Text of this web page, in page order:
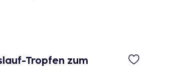
Tropfen zum